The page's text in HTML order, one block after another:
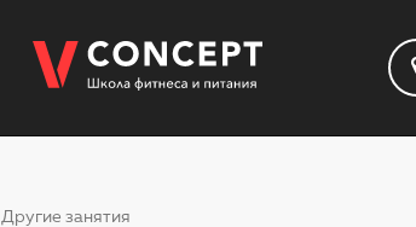
Другие занятия